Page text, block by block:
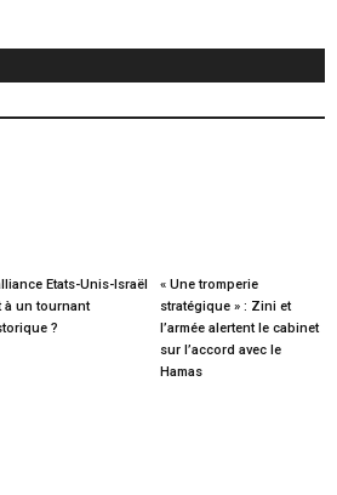
Etats-Unis-Israël
à un tournant
?
« Une tromperie
stratégique » : Zini et
l’armée alertent le cabinet
sur l’accord avec le
Hamas